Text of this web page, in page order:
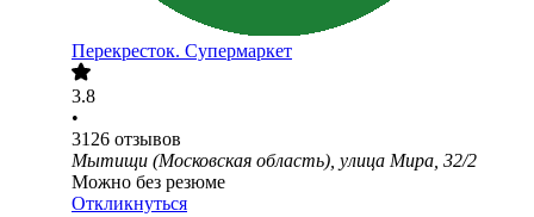
Перекресток. Супермаркет
3.8
•
3126 отзывов
Мытищи (Московская область), улица Мира, 32/2
Можно без резюме
Откликнуться